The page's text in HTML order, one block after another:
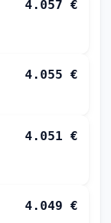
4.057 €
4.055 €
4.051 €
4.049 €